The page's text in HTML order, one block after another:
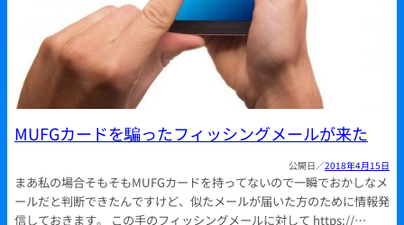
MUFGカードを騙ったフィッシングメールが来た
2018年4月15日
まあ私の場合そもそもMUFGカードを持ってないので一瞬でおかしなメ
ールだと判断できたんですけど、似たメールが届いた方のために情報発
信しておきます。 この手のフィッシングメールに対して https://…